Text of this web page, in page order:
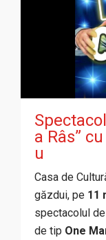
a Râs”
u
Casa de
găzdui, pe 11
spectacolul
de tip One